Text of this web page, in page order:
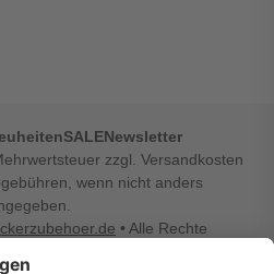
SALENewsletter
zzgl. Versandkosten
wenn nicht anders
• Alle Rechte